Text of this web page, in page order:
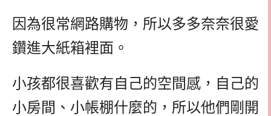
因為很常網路購物，所以多多奈奈很愛
鑽進大紙箱裡面。
小孩都很喜歡有自己的空間感，自己的
小房間、小帳棚什麼的，所以他們剛開